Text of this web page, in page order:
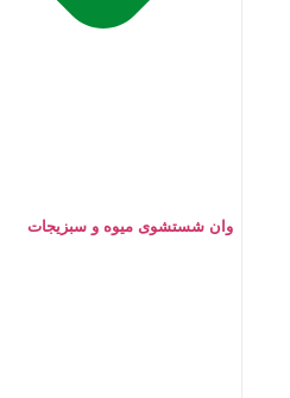
وان شستشوی میوه و سبزیجات